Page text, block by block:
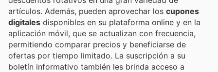
artículos. Además, pueden aprovechar los cupones
digitales disponibles en su plataforma online y en la
aplicación móvil, que se actualizan con frecuencia,
permitiendo comparar precios y beneficiarse de
ofertas por tiempo limitado. La suscripción a su
boletín informativo también les brinda acceso a